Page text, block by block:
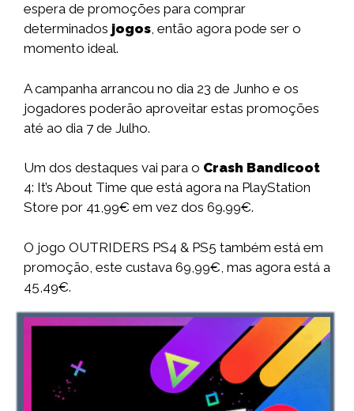
espera de promoções para comprar
determinados jogos, então agora pode ser o
momento ideal.
A campanha arrancou no dia 23 de Junho e os
jogadores poderão aproveitar estas promoções
até ao dia 7 de Julho.
Um dos destaques vai para o Crash Bandicoot
4: It’s About Time que está agora na PlayStation
Store por 41,99€ em vez dos 69.99€.
O jogo OUTRIDERS PS4 & PS5 também está em
promoção, este custava 69,99€, mas agora está a
45,49€.